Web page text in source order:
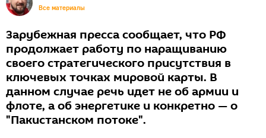
Все материалы
Зарубежная пресса сообщает, что РФ
продолжает работу по наращиванию
своего стратегического присутствия в
ключевых точках мировой карты. В
данном случае речь идет не об армии и
флоте, а об энергетике и конкретно — о
"Пакистанском потоке".